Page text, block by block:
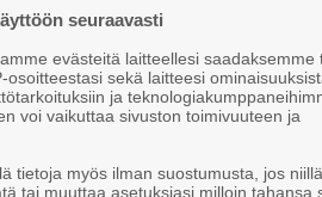
seuraavasti
evästeitä laitteellesi saadaksemme
sekä laitteesi
ja
voi vaikuttaa sivuston toimivuuteen ja
tietoja myös ilman suostumusta, jos
tai muuttaa asetuksiasi milloin tahansa